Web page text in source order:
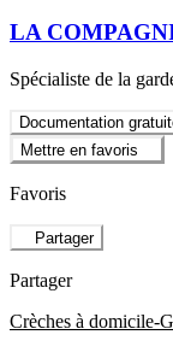
LA
Spécialiste de la
Documentation
Mettre en favoris
Favoris
Partager
Partager
Crèches à domicile-